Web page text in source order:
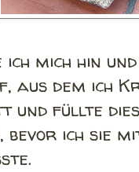
mich hin
aus dem ich
und füllte
bevor ich sie